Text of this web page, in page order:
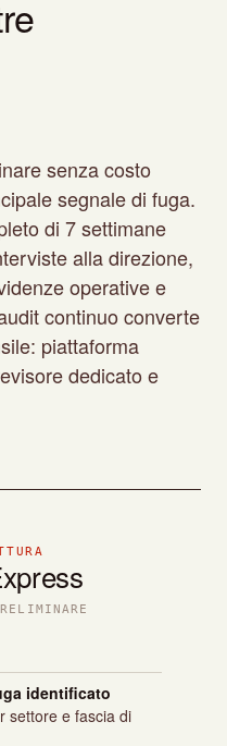
senza costo
segnale di fuga.
di 7 settimane
alla direzione,
operative e
continuo converte
piattaforma
dedicato e
identificato
settore e fascia di